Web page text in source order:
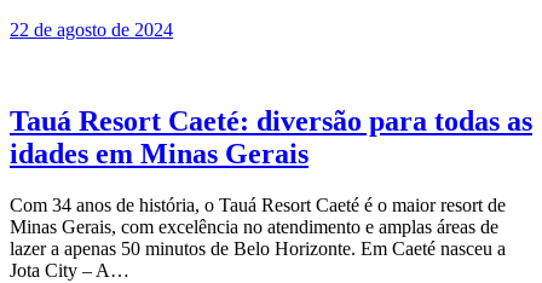
22 de agosto de 2024
Tauá Resort Caeté: diversão para todas as
idades em Minas Gerais
Com 34 anos de história, o Tauá Resort Caeté é o maior resort de
Minas Gerais, com excelência no atendimento e amplas áreas de
lazer a apenas 50 minutos de Belo Horizonte. Em Caeté nasceu a
Jota City – A…